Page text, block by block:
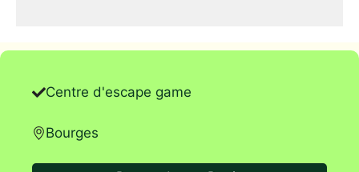
Centre d'escape game
Bourges